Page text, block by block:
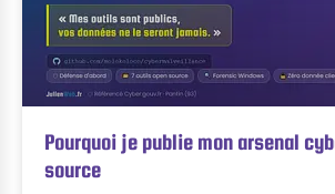
Pourquoi je publie mon arsenal
source